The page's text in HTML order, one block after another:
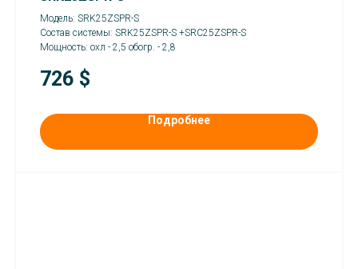
Модель: SRK25ZSPR-S
Состав системы: SRK25ZSPR-S +SRC25ZSPR-S
Мощность: охл - 2,5 обогр. - 2,8
726 $
Подробнее